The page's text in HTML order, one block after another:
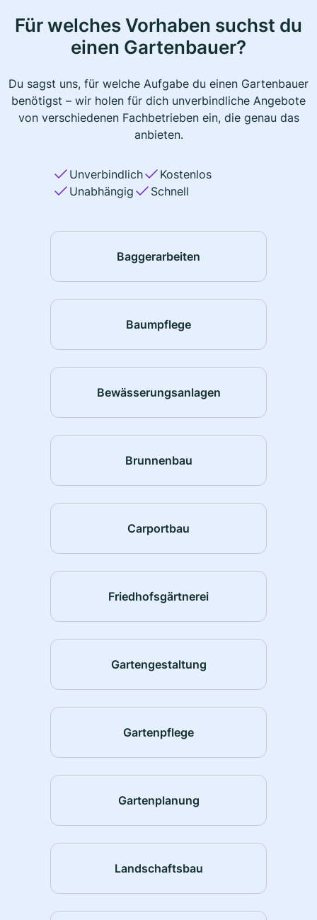
Für welches Vorhaben suchst du
einen Gartenbauer?
Du sagst uns, für welche Aufgabe du einen Gartenbauer
benötigst – wir holen für dich unverbindliche Angebote
von verschiedenen Fachbetrieben ein, die genau das
anbieten.
Unverbindlich
Kostenlos
Unabhängig
Schnell
Baggerarbeiten
Baumpflege
Bewässerungsanlagen
Brunnenbau
Carportbau
Friedhofsgärtnerei
Gartengestaltung
Gartenpflege
Gartenplanung
Landschaftsbau